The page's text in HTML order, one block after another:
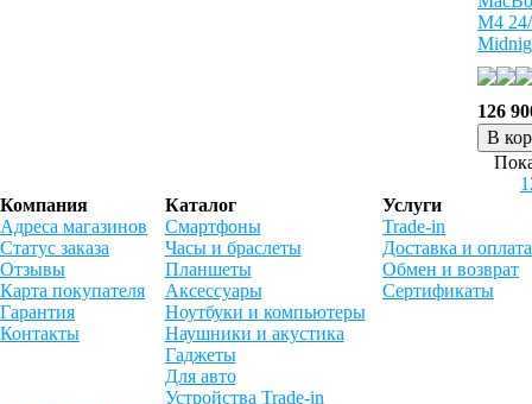
M4
126
В
1
Компания
Адреса магазинов
Статус заказа
Отзывы
Карта покупателя
Гарантия
Контакты
Каталог
Смартфоны
Часы и браслеты
Планшеты
Аксессуары
Ноутбуки и компьютеры
Наушники и акустика
Гаджеты
Для авто
Устройства Trade-in
Услуги
Trade-in
Доставка и оплата
Обмен и возврат
Сертификаты